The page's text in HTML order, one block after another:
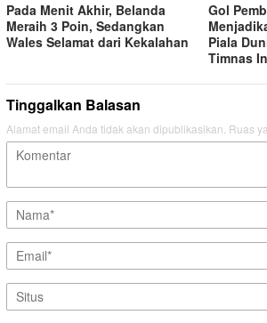
Pada Menit Akhir, Belanda
Meraih 3 Poin, Sedangkan
Wales Selamat dari Kekalahan
Gol
Piala
Timnas
Tinggalkan Balasan
Alamat email Anda tidak akan dipublikasikan. Ruas